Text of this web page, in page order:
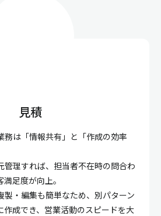
見積
務は「情報共有」と「作成の効率
管理すれば、担当者不在時の問合わ
足度が向上。
製・編集も簡単なため、別パターン
作成でき、営業活動のスピードを大